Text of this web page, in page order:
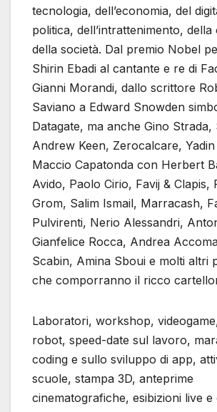
tecnologia, dell’economia, del
politica, dell’intrattenimento,
della società. Dal premio Nobel
Shirin Ebadi al cantante e re di
Gianni Morandi, dallo scrittore
Saviano a Edward Snowden
Datagate, ma anche Gino Strada,
Andrew Keen, Zerocalcare,
Maccio Capatonda con Herbert
Avido, Paolo Cirio, Favij & Clapis,
Grom, Salim Ismail, Marracash,
Pulvirenti, Nerio Alessandri,
Gianfelice Rocca, Andrea
Scabin, Amina Sboui e molti altri
che comporranno il ricco
Laboratori, workshop,
robot, speed-date sul lavoro,
coding e sullo sviluppo di app,
scuole, stampa 3D, anteprime
cinematografiche, esibizioni live